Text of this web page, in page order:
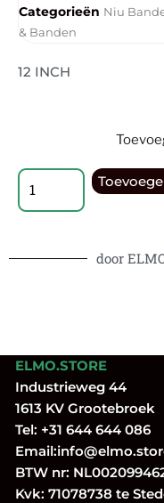
Categorieën Niu
& Banden
12 INCH
door
ELMO.STORE
Industrieweg 44
1613 KV Grootebroek
Tel: +31 644 644 086
Email:
BTW nr:
Kvk: 71078738 te